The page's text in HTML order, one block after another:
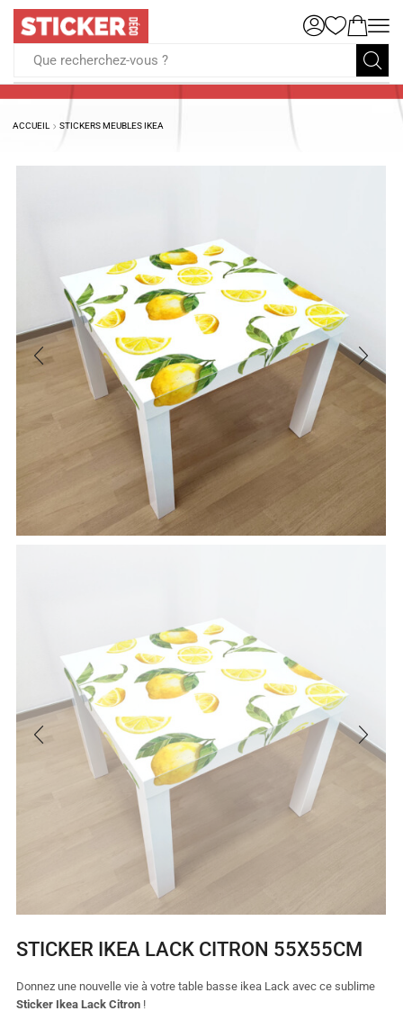
Que recherchez-vous ?
ACCUEIL STICKERS MEUBLES IKEA
STICKER IKEA LACK CITRON 55X55CM
Donnez une nouvelle vie à votre table basse ikea Lack avec ce sublime
Sticker Ikea Lack Citron !